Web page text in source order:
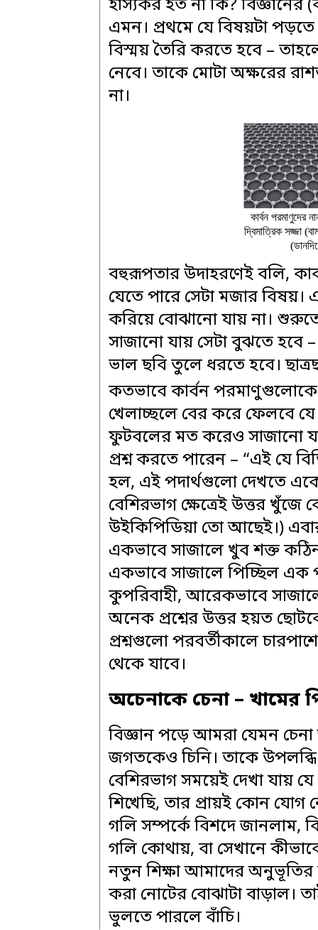
হাস্যকর হত না কি? বিজ্ঞানের
এমন। প্রথমে যে বিষয়টা
বিস্ময় তৈরি করতে হবে –
নেবে। তাকে মোটা অক্ষরের
না।
কার্বন পরমাণুদের
দ্বিমাত্রিক সজ্জা
বহুরূপতার উদাহরণেই বলি,
যেতে পারে সেটা মজার
করিয়ে বোঝানো যায় না।
সাজানো যায় সেটা বুঝতে হবে
ভাল ছবি তুলে ধরতে হবে।
কতভাবে কার্বন
খেলাচ্ছলে বের করে ফেলবে যে
ফুটবলের মত করেও সাজানো
প্রশ্ন করতে পারেন – “এই যে
হল, এই পদার্থগুলো দেখতে
বেশিরভাগ ক্ষেত্রেই উত্তর
উইকিপিডিয়া তো আছেই।) এবার
একভাবে সাজালে খুব শক্ত
একভাবে সাজালে পিচ্ছিল এক
কুপরিবাহী, আরেকভাবে
অনেক প্রশ্নের উত্তর হয়ত
প্রশ্নগুলো পরবর্তীকালে
থেকে যাবে।
অচেনাকে চেনা – খামের
বিজ্ঞান পড়ে আমরা যেমন
জগতকেও চিনি। তাকে উপলব্ধি
বেশিরভাগ সময়েই দেখা যায়
শিখেছি, তার প্রায়ই কোন
গলি সম্পর্কে বিশদে জানলাম,
গলি কোথায়, বা সেখানে
নতুন শিক্ষা আমাদের অনুভূতির
করা নোটের বোঝাটা বাড়াল।
ভুলতে পারলে বাঁচি।